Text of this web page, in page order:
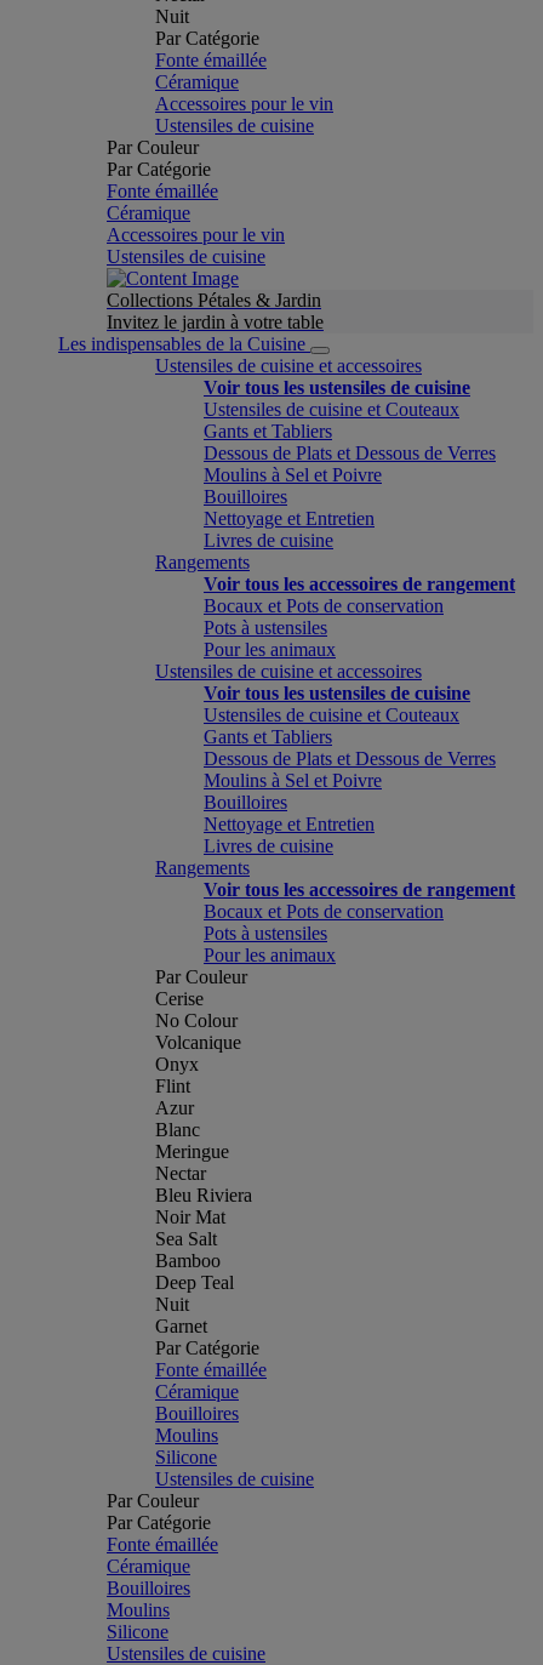
Nuit
Par Catégorie
Fonte émaillée
Céramique
Accessoires pour le vin
Ustensiles de cuisine
Par Couleur
Par Catégorie
Fonte émaillée
Céramique
Accessoires pour le vin
Ustensiles de cuisine
Collections Pétales & Jardin
Invitez le jardin à votre table
Les indispensables de la Cuisine
Ustensiles de cuisine et accessoires
Voir tous les ustensiles de cuisine
Ustensiles de cuisine et Couteaux
Gants et Tabliers
Dessous de Plats et Dessous de Verres
Moulins à Sel et Poivre
Bouilloires
Nettoyage et Entretien
Livres de cuisine
Rangements
Voir tous les accessoires de rangement
Bocaux et Pots de conservation
Pots à ustensiles
Pour les animaux
Ustensiles de cuisine et accessoires
Voir tous les ustensiles de cuisine
Ustensiles de cuisine et Couteaux
Gants et Tabliers
Dessous de Plats et Dessous de Verres
Moulins à Sel et Poivre
Bouilloires
Nettoyage et Entretien
Livres de cuisine
Rangements
Voir tous les accessoires de rangement
Bocaux et Pots de conservation
Pots à ustensiles
Pour les animaux
Par Couleur
Cerise
No Colour
Volcanique
Onyx
Flint
Azur
Blanc
Meringue
Nectar
Bleu Riviera
Noir Mat
Sea Salt
Bamboo
Deep Teal
Nuit
Garnet
Par Catégorie
Fonte émaillée
Céramique
Bouilloires
Moulins
Silicone
Ustensiles de cuisine
Par Couleur
Par Catégorie
Fonte émaillée
Céramique
Bouilloires
Moulins
Silicone
Ustensiles de cuisine